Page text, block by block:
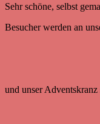
Sehr schöne, selbst
Besucher werden an
und unser Adventskranz